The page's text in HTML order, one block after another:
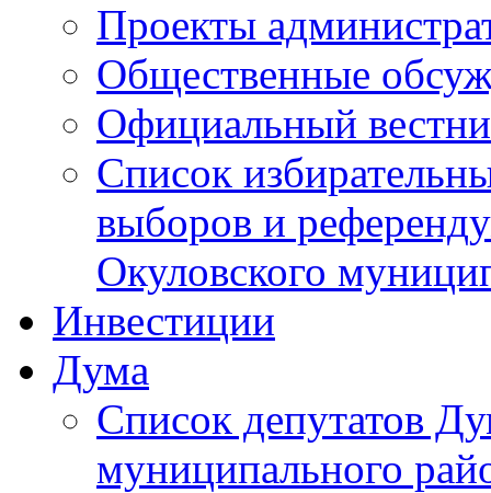
Проекты
Общественные
Официальный
Список
выборов и
Окуловского
Инвестиции
Дума
Список депутатов
муниципального